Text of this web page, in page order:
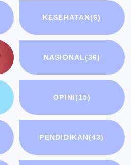
KESEHATAN(6)
NASIONAL(36)
OPINI(15)
PENDIDIKAN(43)